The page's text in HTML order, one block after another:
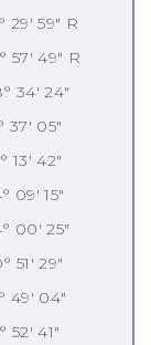
29' 59" R
57' 49" R
34' 24"
37' 05"
13' 42"
09' 15"
00' 25"
51' 29"
49' 04"
52' 41"